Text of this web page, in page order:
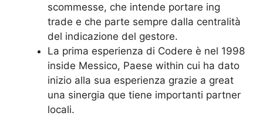
scommesse, che intende portare ing
trade e che parte sempre dalla centralità
del indicazione del gestore.
La prima esperienza di Codere è nel 1998
inside Messico, Paese within cui ha dato
inizio alla sua esperienza grazie a great
una sinergia que tiene importanti partner
locali.